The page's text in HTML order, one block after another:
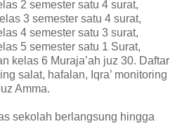
2 semester satu 4 surat,
3 semester satu 4 surat,
4 semester satu 3 surat,
5 semester satu 1 Surat,
kelas 6 Muraja’ah juz 30. Daftar
salat, hafalan, Iqra’ monitoring
Amma.
sekolah berlangsung hingga